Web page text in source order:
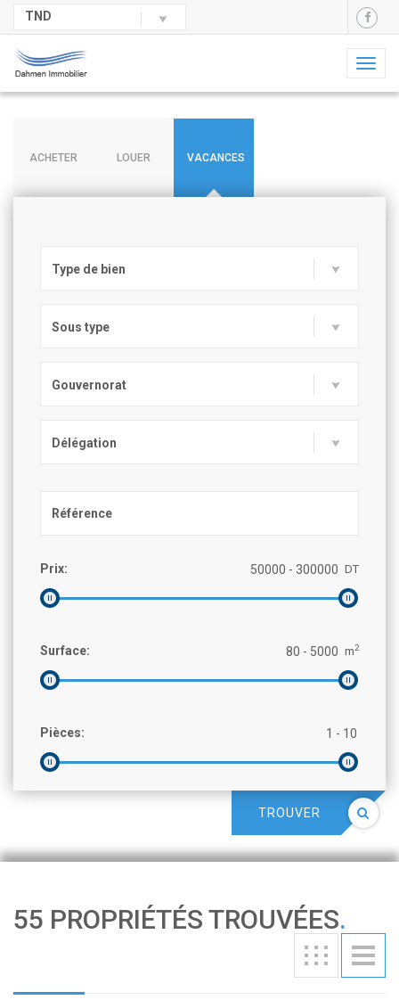
TND
ACHETER LOUER VACANCES
Type de bien
Sous type
Gouvernorat
Délégation
Prix: DT
Surface: m2
Pièces:
TROUVER
55 PROPRIÉTÉS TROUVÉES.